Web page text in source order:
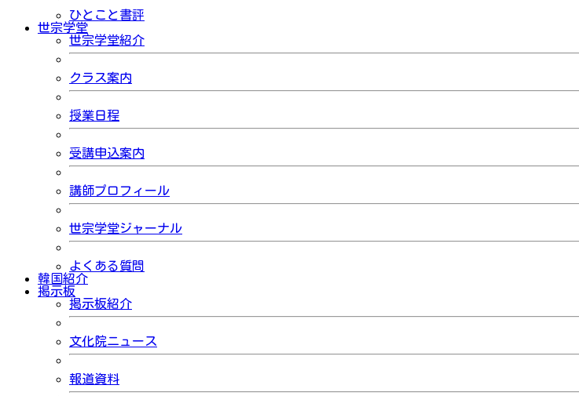
ひとこと書評
世宗学堂
世宗学堂紹介
クラス案内
授業日程
受講申込案内
講師プロフィール
世宗学堂ジャーナル
よくある質問
韓国紹介
掲示板
掲示板紹介
文化院ニュース
報道資料